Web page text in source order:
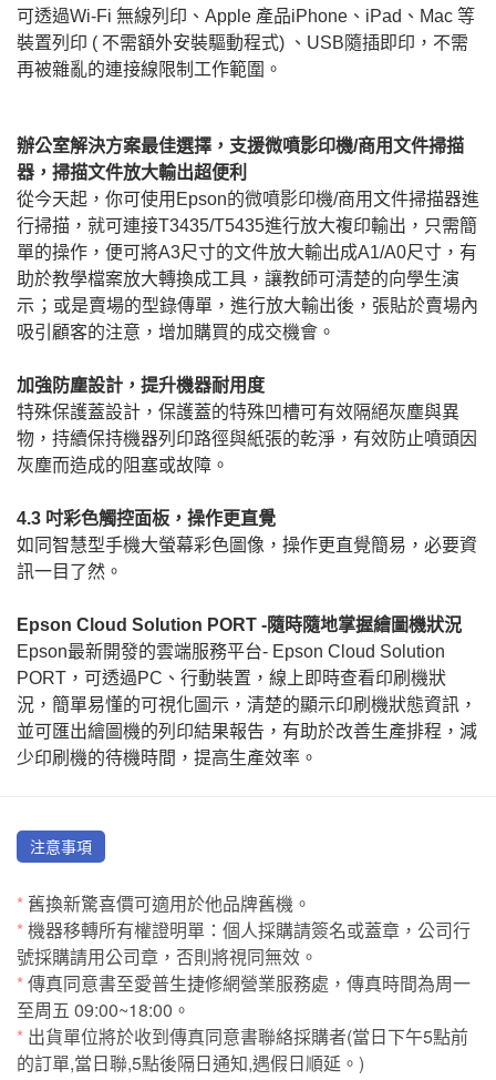
可透過Wi-Fi 無線列印、Apple 產品iPhone、iPad、Mac 等
裝置列印 ( 不需額外安裝驅動程式) 、USB隨插即印，不需
再被雜亂的連接線限制工作範圍。
辦公室解決方案最佳選擇，支援微噴影印機/商用文件掃描
器，掃描文件放大輸出超便利
從今天起，你可使用Epson的微噴影印機/商用文件掃描器進
行掃描，就可連接T3435/T5435進行放大複印輸出，只需簡
單的操作，便可將A3尺寸的文件放大輸出成A1/A0尺寸，有
助於教學檔案放大轉換成工具，讓教師可清楚的向學生演
示 ；或是賣場的型錄傳單，進行放大輸出後，張貼於賣場內
吸引顧客的注意，增加購買的成交機會。
加強防塵設計，提升機器耐用度
特殊保護蓋設計，保護蓋的特殊凹槽可有效隔絕灰塵與異
物，持續保持機器列印路徑與紙張的乾淨，有效防止噴頭因
灰塵而造成的阻塞或故障。
4.3 吋彩色觸控面板，操作更直覺
如同智慧型手機大螢幕彩色圖像，操作更直覺簡易，必要資
訊一目了然。
Epson Cloud Solution PORT -隨時隨地掌握繪圖機狀況
Epson最新開發的雲端服務平台- Epson Cloud Solution
PORT，可透過PC、行動裝置，線上即時查看印刷機狀
況，簡單易懂的可視化圖示，清楚的顯示印刷機狀態資訊，
並可匯出繪圖機的列印結果報告，有助於改善生產排程，減
少印刷機的待機時間，提高生產效率。
注意事項
* 舊換新驚喜價可適用於他品牌舊機。
*機器移轉所有權證明單：個人採購請簽名或蓋章，公司行
號採購請用公司章，否則將視同無效。
*傳真同意書至愛普生捷修網營業服務處，傳真時間為周一
至周五 09:00~18:00。
* 出貨單位將於收到傳真同意書聯絡採購者(當日下午5點前
的訂單,當日聯,5點後隔日通知,遇假日順延。)